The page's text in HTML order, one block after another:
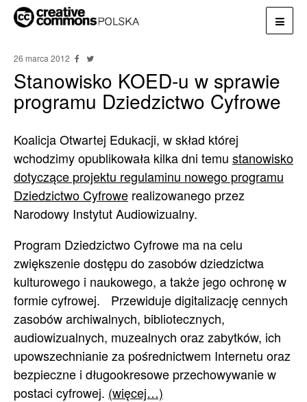
26 marca 2012
Stanowisko KOED-u w sprawie
programu Dziedzictwo Cyfrowe
Koalicja Otwartej Edukacji, w skład której
wchodzimy opublikowała kilka dni temu stanowisko
dotyczące projektu regulaminu nowego programu
Dziedzictwo Cyfrowe realizowanego przez
Narodowy Instytut Audiowizualny.
Program Dziedzictwo Cyfrowe ma na celu
zwiększenie dostępu do zasobów dziedzictwa
kulturowego i naukowego, a także jego ochronę w
formie cyfrowej. Przewiduje digitalizację cennych
zasobów archiwalnych, bibliotecznych,
audiowizualnych, muzealnych oraz zabytków, ich
upowszechnianie za pośrednictwem Internetu oraz
bezpieczne i długookresowe przechowywanie w
postaci cyfrowej. (więcej…)